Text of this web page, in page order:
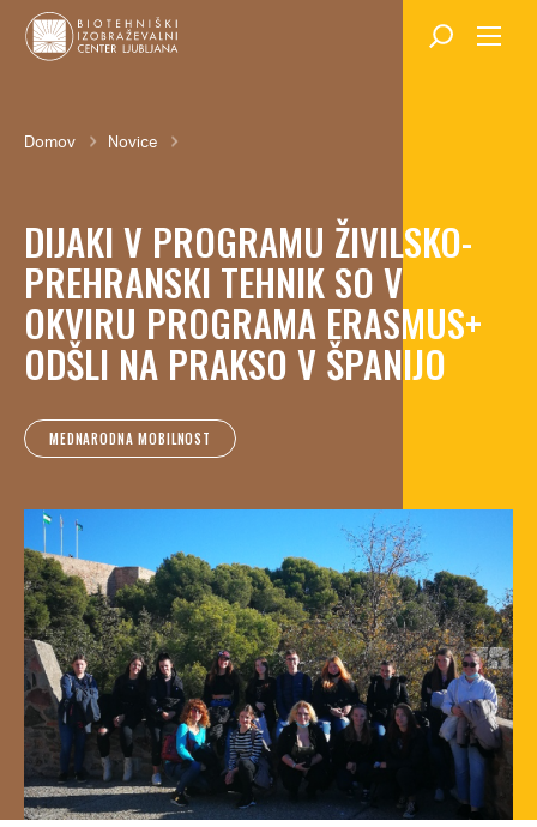
Skok
na
Breadcrumb
Domov Novice
DIJAKI V PROGRAMU ŽIVILSKO-
PREHRANSKI TEHNIK SO V
OKVIRU PROGRAMA ERASMUS+
ODŠLI NA PRAKSO V ŠPANIJO
MEDNARODNA MOBILNOST